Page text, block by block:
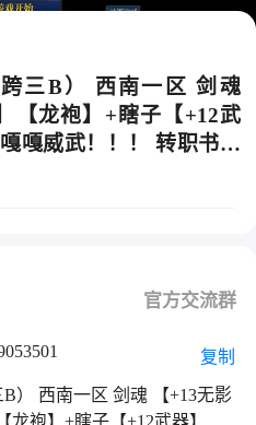
西南一区 剑魂
【龙袍】+瞎子【+12武
官方交流群
复制
） 西南一区 剑魂 【+13无影
龙袍】+瞎子【+12武器】